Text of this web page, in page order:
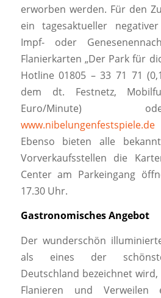
erworben werden. Für den
ein tagesaktueller
Impf- oder
Flanierkarten „Der Park für
Hotline 01805 – 33 71 71
dem dt. Festnetz,
Euro/Minute)
www.nibelungenfestspiele.de
Ebenso bieten alle
Vorverkaufsstellen die
Center am Parkeingang
17.30 Uhr.
Gastronomisches Angebot
Der wunderschön
als eines der
Deutschland bezeichnet
Flanieren und Verweilen